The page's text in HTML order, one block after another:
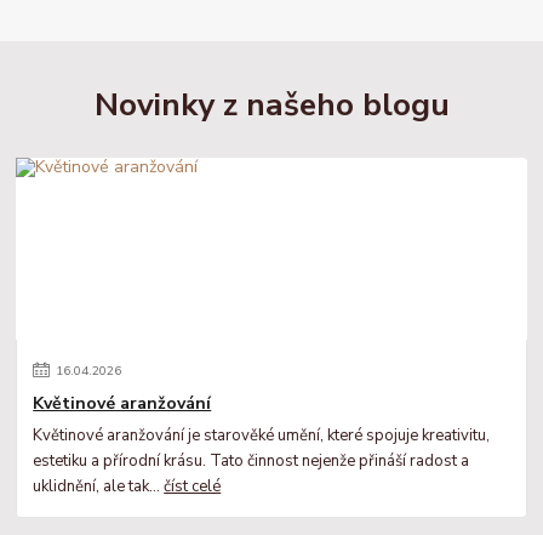
Novinky z našeho blogu
16.04.2026
Květinové aranžování
Květinové aranžování je starověké umění, které spojuje kreativitu,
estetiku a přírodní krásu. Tato činnost nejenže přináší radost a
uklidnění, ale tak...číst celé